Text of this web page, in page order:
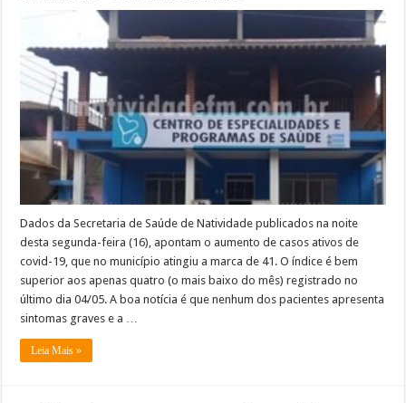
covid
município
Dados da Secretaria de Saúde de Natividade publicados na noite
desta segunda-feira (16), apontam o aumento de casos ativos de
covid-19, que no município atingiu a marca de 41. O índice é bem
superior aos apenas quatro (o mais baixo do mês) registrado no
último dia 04/05. A boa notícia é que nenhum dos pacientes apresenta
sintomas graves e a …
Leia Mais »